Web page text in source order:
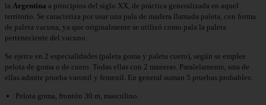
la Argentina a principios del siglo XX, de práctica generalizada en aquel
territorio. Se caracteriza por usar una pala de madera llamada paleta, con forma
de paleta vacuna, ya que originalmente se utilizó como pala la paleta
perteneciente del vacuno.​​
Se ejerce en 2 especialidades (paleta goma y paleta cuero), según se emplee
pelota de goma o de cuero. Todas ellas con 2 maneras. Paralelamente, una de
ellas admite prueba varonil y femenil. En general suman 5 pruebas probables:
Pelota goma, frontón 30 m, masculino.